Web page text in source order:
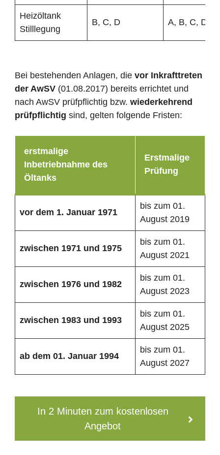
Heizöltank
Stilllegung
B, C, D A, B, C, D
Bei bestehenden Anlagen, die vor Inkrafttreten
der AwSV (01.08.2017) bereits errichtet und
nach AwSV prüfpflichtig bzw. wiederkehrend
prüfpflichtig sind, gelten folgende Fristen:
erstmalige
Inbetriebnahme des
Öltanks
Erstmalige
Prüfung
vor dem 1. Januar 1971
bis zum 01.
August 2019
zwischen 1971 und 1975
bis zum 01.
August 2021
zwischen 1976 und 1982
bis zum 01.
August 2023
zwischen 1983 und 1993
bis zum 01.
August 2025
ab dem 01. Januar 1994
bis zum 01.
August 2027
In 2 Minuten zum kostenlosen
Angebot